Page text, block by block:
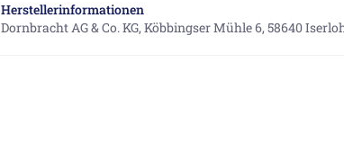
Herstellerinformationen
Dornbracht AG & Co. KG, Köbbingser Mühle 6, 58640